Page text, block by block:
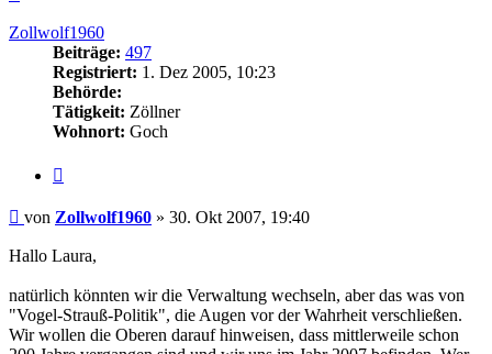
Zollwolf1960
Beiträge: 497
Registriert: 1. Dez 2005, 10:23
Behörde:
Tätigkeit: Zöllner
Wohnort: Goch
Beitrag
von Zollwolf1960 » 30. Okt 2007, 19:40
Hallo Laura,
natürlich könnten wir die Verwaltung wechseln, aber das was von
"Vogel-Strauß-Politik", die Augen vor der Wahrheit verschließen.
Wir wollen die Oberen darauf hinweisen, dass mittlerweile schon